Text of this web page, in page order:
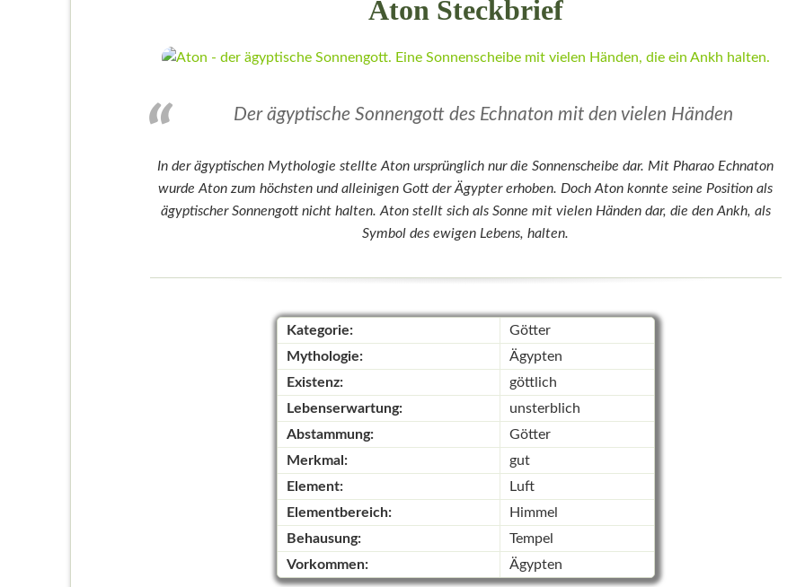
Aton Steckbrief
Der ägyptische Sonnengott des Echnaton mit den vielen Händen
In der ägyptischen Mythologie stellte Aton ursprünglich nur die Sonnenscheibe dar. Mit Pharao Echnaton
wurde Aton zum höchsten und alleinigen Gott der Ägypter erhoben. Doch Aton konnte seine Position als
ägyptischer Sonnengott nicht halten. Aton stellt sich als Sonne mit vielen Händen dar, die den Ankh, als
Symbol des ewigen Lebens, halten.
Kategorie:
Götter
Mythologie:
Ägypten
Existenz:
göttlich
Lebenserwartung:
unsterblich
Abstammung:
Götter
Merkmal:
gut
Element:
Luft
Elementbereich:
Himmel
Behausung:
Tempel
Vorkommen:
Ägypten